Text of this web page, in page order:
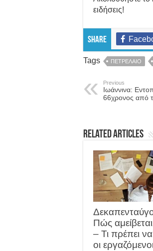
ειδήσεις!
Share
Tags ΠΕΤΡΕΛΑΙΟ
Previous
Ιωάννινα:
66χρονος από
Related Articles
Πώς
– Τι πρέπει
οι